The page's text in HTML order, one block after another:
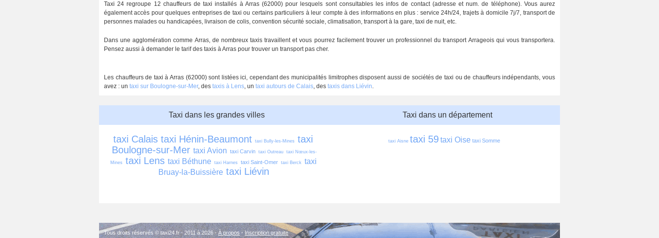
Taxi 24 regroupe 12 chauffeurs de taxi installés à Arras (62000) pour lesquels sont consultables les infos de contact (adresse et num. de téléphone). Vous aurez
également accès pour quelques entreprises de taxi ou certains particuliers à leur compte à des informations en plus : service 24h/24, trajets à domicile 7j/7, transport de
personnes malades ou handicapées, livraison de colis, convention sécurité sociale, climatisation, transport à la gare, taxi de nuit, etc.
Dans une agglomération comme Arras, de nombreux taxis travaillent et vous pourrez facilement trouver un professionnel du transport Arrageois qui vous transportera.
Pensez aussi à demander le tarif des taxis à Arras pour trouver un transport pas cher.
Les chauffeurs de taxi à Arras (62000) sont listées ici, cependant des municipalités limitrophes disposent aussi de sociétés de taxi ou de chauffeurs indépendants, vous
avez : un taxi sur Boulogne-sur-Mer, des taxis à Lens, un taxi autours de Calais, des taxis dans Liévin.
Taxi dans les grandes villes
taxi Calais taxi Hénin-Beaumont taxi Bully-les-Mines
taxi
Boulogne-sur-Mer taxi Avion taxi Carvin taxi Outreau taxi Nœux-les-
Mines taxi Lens taxi Béthune taxi Harnes taxi Saint-Omer taxi Berck
taxi
Bruay-la-Buissière taxi Liévin
Taxi dans un département
taxi Aisne taxi 59 taxi Oise taxi Somme
Tous droits réservés © taxi24.fr - 2011 à 2026 -À propos-Inscription gratuite